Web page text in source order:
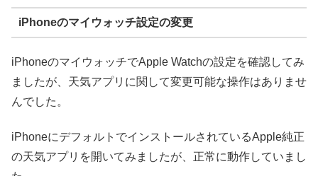
iPhoneのマイウォッチ設定の変更
iPhoneのマイウォッチでApple Watchの設定を確認してみ
ましたが、天気アプリに関して変更可能な操作はありませ
んでした。
iPhoneにデフォルトでインストールされているApple純正
の天気アプリを開いてみましたが、正常に動作していまし